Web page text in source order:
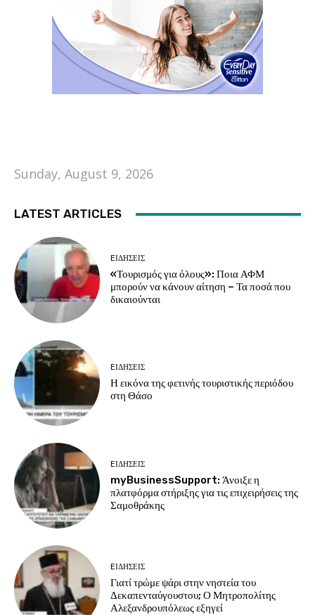
Sunday, August 9, 2026
LATEST ARTICLES
EΙΔΗΣΕΙΣ
«Τουρισμός για όλους»: Ποια ΑΦΜ
μπορούν να κάνουν αίτηση – Τα ποσά που
δικαιούνται
EΙΔΗΣΕΙΣ
Η εικόνα της φετινής τουριστικής περιόδου
στη Θάσο
EΙΔΗΣΕΙΣ
myBusinessSupport: Άνοιξε η
πλατφόρμα στήριξης για τις επιχειρήσεις της
Σαμοθράκης
EΙΔΗΣΕΙΣ
Γιατί τρώμε ψάρι στην νηστεία του
Δεκαπενταύγουστου; Ο Μητροπολίτης
Αλεξανδρουπόλεως εξηγεί